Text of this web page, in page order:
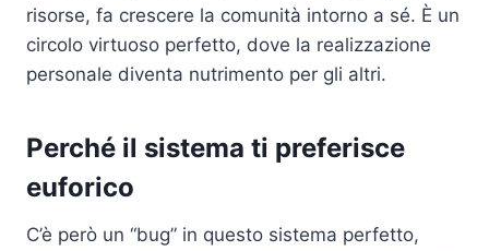
risorse, fa crescere la comunità intorno a sé. È un
circolo virtuoso perfetto, dove la realizzazione
personale diventa nutrimento per gli altri.
Perché il sistema ti preferisce
euforico
C’è però un “bug” in questo sistema perfetto,